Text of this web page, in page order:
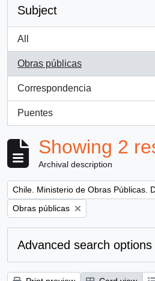
Subject
All
Obras públicas
, 2 results
Correspondencia
, 1 results
Puentes
, 1 results
Showing 2
Archival description
Remove filter:
Remove filter:
Obras públicas
Advanced search options